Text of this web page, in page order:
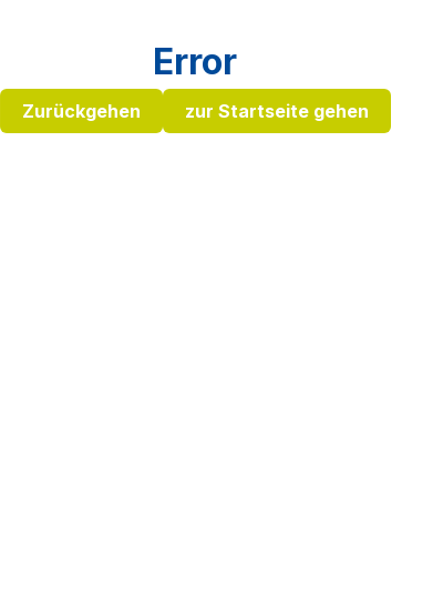
Error
Zurückgehen zur Startseite gehen